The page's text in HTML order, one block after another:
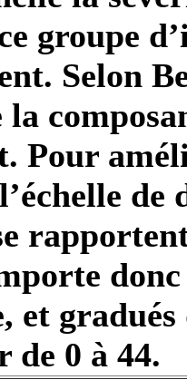
groupe
Selon
la
Pour
de
et
de 0 à 44.